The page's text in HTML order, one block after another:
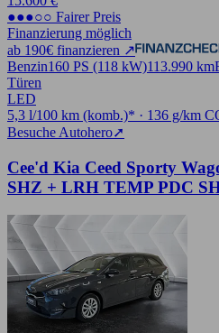
●●●○○ Fairer Preis
Finanzierung möglich
ab 190€ finanzieren ↗
Benzin160 PS (118 kW)113.990 km
Türen
LED
5,3 l/100 km (komb.)* · 136 g/km
Besuche Autohero➚
Cee'd Kia Ceed Sporty
SHZ + LRH TEMP PDC